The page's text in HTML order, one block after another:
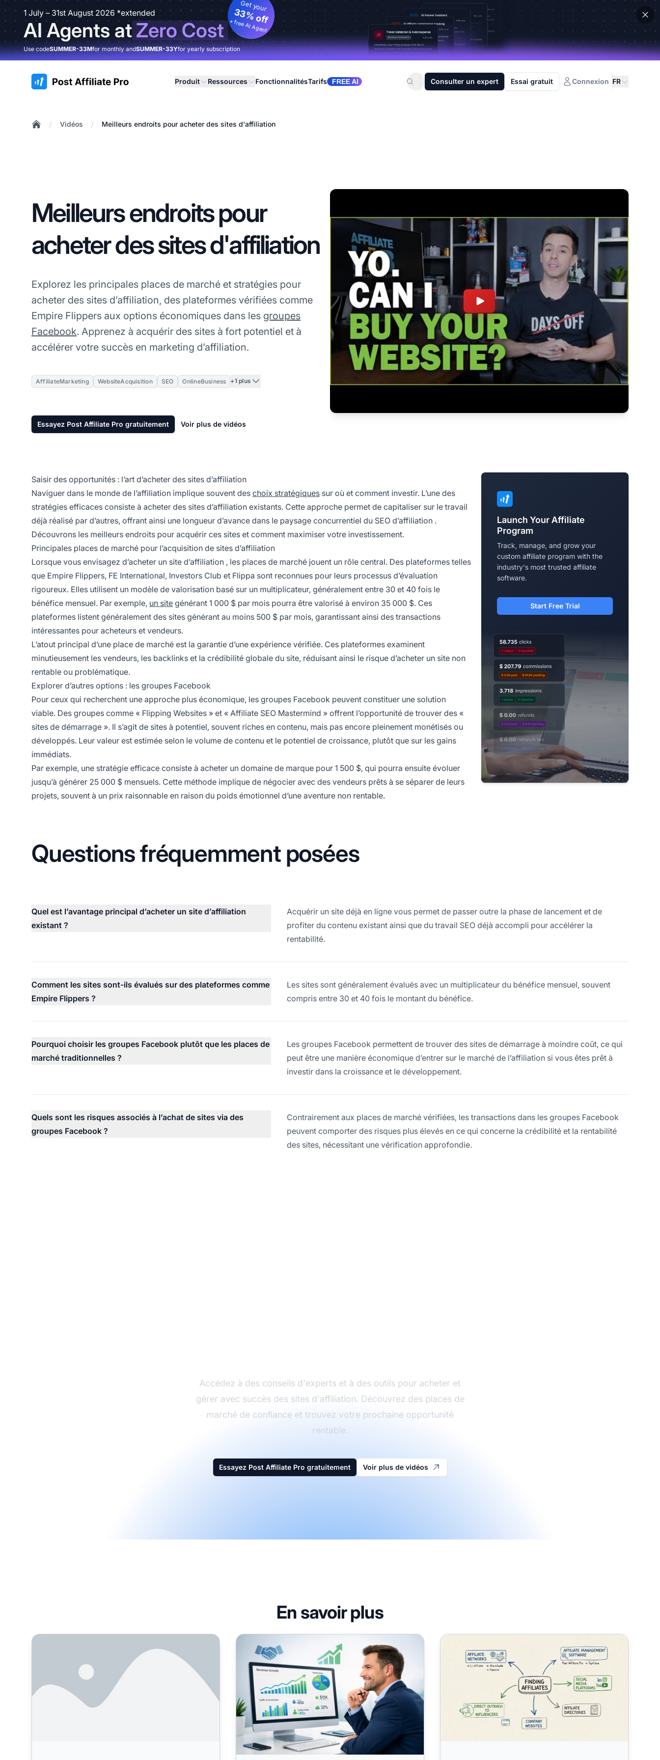
1 July – 31st August 2026 *extended
AI Agents atZero Cost
Get your
33% off
+ free AI Agent
Use codeSUMMER-33Mfor monthly andSUMMER-33Yfor yearly subscription
:site.title Produit Ressources FonctionnalitésTarifs FREE AI Consulter un expert Essai gratuit Connexion FR
/ Vidéos / Meilleurs endroits pour acheter des sites d'affiliation
Meilleurs endroits pour
acheter des sites d'affiliation
Explorez les principales places de marché et stratégies pour
acheter des sites d’affiliation, des plateformes vérifiées comme
Empire Flippers aux options économiques dans les groupes
Facebook. Apprenez à acquérir des sites à fort potentiel et à
accélérer votre succès en marketing d’affiliation.
AffiliateMarketing WebsiteAcquisition SEO OnlineBusiness +1 plus
Essayez Post Affiliate Pro gratuitement Voir plus de vidéos
Saisir des opportunités : l’art d’acheter des sites d’affiliation
Naviguer dans le monde de l’affiliation implique souvent des choix stratégiques sur où et comment investir. L’une des
stratégies efficaces consiste à acheter des sites d’affiliation existants. Cette approche permet de capitaliser sur le travail
déjà réalisé par d’autres, offrant ainsi une longueur d’avance dans le paysage concurrentiel du SEO d’affiliation .
Découvrons les meilleurs endroits pour acquérir ces sites et comment maximiser votre investissement.
Principales places de marché pour l’acquisition de sites d’affiliation
Lorsque vous envisagez d’acheter un site d’affiliation , les places de marché jouent un rôle central. Des plateformes telles
que Empire Flippers, FE International, Investors Club et Flippa sont reconnues pour leurs processus d’évaluation
rigoureux. Elles utilisent un modèle de valorisation basé sur un multiplicateur, généralement entre 30 et 40 fois le
bénéfice mensuel. Par exemple, un site générant 1 000 $ par mois pourra être valorisé à environ 35 000 $. Ces
plateformes listent généralement des sites générant au moins 500 $ par mois, garantissant ainsi des transactions
intéressantes pour acheteurs et vendeurs.
L’atout principal d’une place de marché est la garantie d’une expérience vérifiée. Ces plateformes examinent
minutieusement les vendeurs, les backlinks et la crédibilité globale du site, réduisant ainsi le risque d’acheter un site non
rentable ou problématique.
Explorer d’autres options : les groupes Facebook
Pour ceux qui recherchent une approche plus économique, les groupes Facebook peuvent constituer une solution
viable. Des groupes comme « Flipping Websites » et « Affiliate SEO Mastermind » offrent l’opportunité de trouver des «
sites de démarrage ». Il s’agit de sites à potentiel, souvent riches en contenu, mais pas encore pleinement monétisés ou
développés. Leur valeur est estimée selon le volume de contenu et le potentiel de croissance, plutôt que sur les gains
immédiats.
Par exemple, une stratégie efficace consiste à acheter un domaine de marque pour 1 500 $, qui pourra ensuite évoluer
jusqu’à générer 25 000 $ mensuels. Cette méthode implique de négocier avec des vendeurs prêts à se séparer de leurs
projets, souvent à un prix raisonnable en raison du poids émotionnel d’une aventure non rentable.
Launch Your Affiliate
Program
Track, manage, and grow your
custom affiliate program with the
industry's most trusted affiliate
software.
Start Free Trial
Questions fréquemment posées
Quel est l’avantage principal d’acheter un site d’affiliation
existant ?
Acquérir un site déjà en ligne vous permet de passer outre la phase de lancement et de
profiter du contenu existant ainsi que du travail SEO déjà accompli pour accélérer la
rentabilité.
Comment les sites sont-ils évalués sur des plateformes comme
Empire Flippers ?
Les sites sont généralement évalués avec un multiplicateur du bénéfice mensuel, souvent
compris entre 30 et 40 fois le montant du bénéfice.
Pourquoi choisir les groupes Facebook plutôt que les places de
marché traditionnelles ?
Les groupes Facebook permettent de trouver des sites de démarrage à moindre coût, ce qui
peut être une manière économique d’entrer sur le marché de l’affiliation si vous êtes prêt à
investir dans la croissance et le développement.
Quels sont les risques associés à l’achat de sites via des
groupes Facebook ?
Contrairement aux places de marché vérifiées, les transactions dans les groupes Facebook
peuvent comporter des risques plus élevés en ce qui concerne la crédibilité et la rentabilité
des sites, nécessitant une vérification approfondie.
Accédez à des conseils d'experts et à des outils pour acheter et
gérer avec succès des sites d'affiliation. Découvrez des places de
marché de confiance et trouvez votre prochaine opportunité
rentable.
Essayez Post Affiliate Pro gratuitement Voir plus de vidéos
En savoir plus
Pourquoi acheter un site d’affiliationxa0? Acquisition de Sites Affiliés Établis Où puis-je trouver des affiliés ? Guide complet pour la